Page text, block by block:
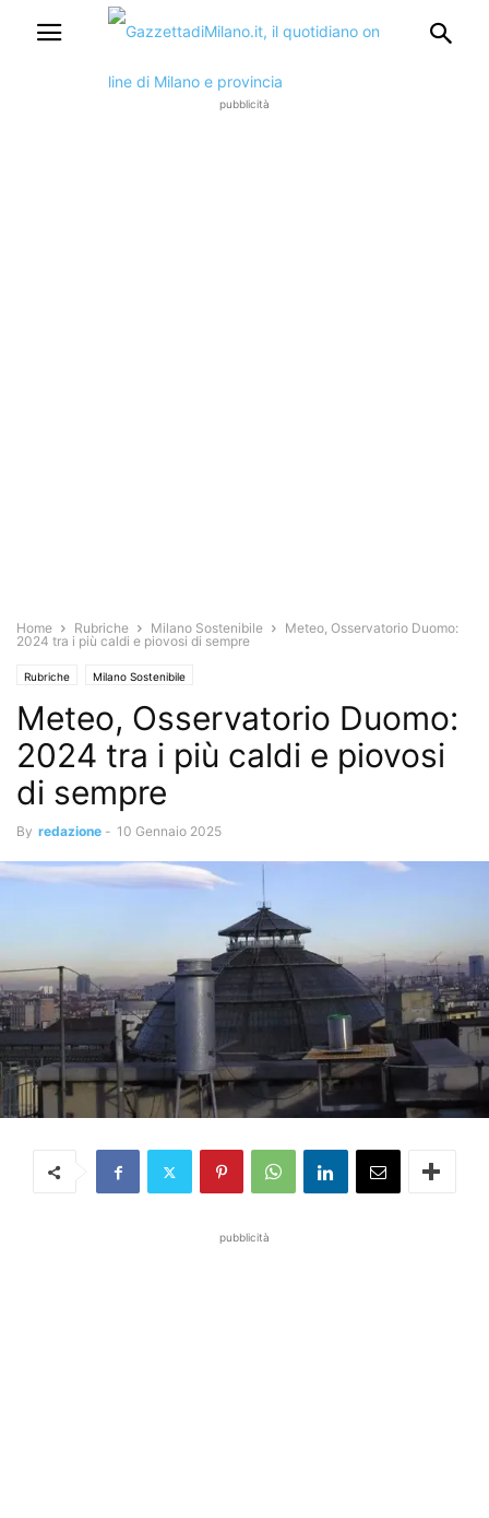
pubblicità
Home Rubriche Milano Sostenibile
Meteo, Osservatorio Duomo:
2024 tra i più caldi e piovosi di sempre
Rubriche Milano Sostenibile
Meteo, Osservatorio Duomo:
2024 tra i più caldi e piovosi
di sempre
By redazione - 10 Gennaio 2025
pubblicità